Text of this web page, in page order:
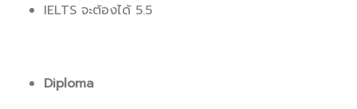
IELTS จะต้องได้ 5.5
Diploma